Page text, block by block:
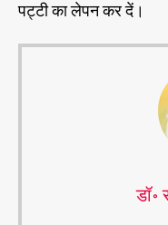
पट्टी का लेपन कर दें।
डॉ॰